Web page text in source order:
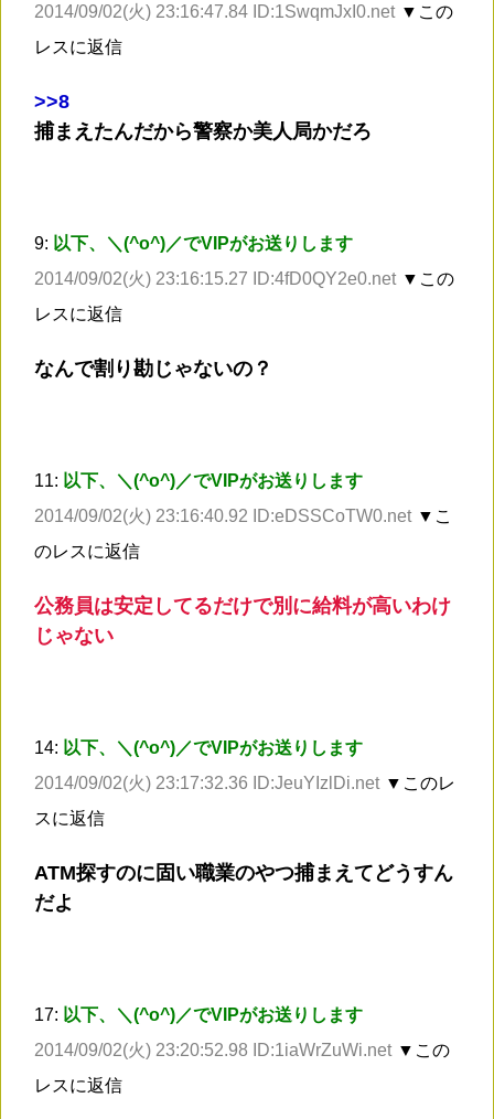
2014/09/02(火) 23:16:47.84 ID:1SwqmJxI0.net ▼この
レスに返信
>>8
捕まえたんだから警察か美人局かだろ
9: 以下、＼(^o^)／でVIPがお送りします
2014/09/02(火) 23:16:15.27 ID:4fD0QY2e0.net ▼この
レスに返信
なんで割り勘じゃないの？
11: 以下、＼(^o^)／でVIPがお送りします
2014/09/02(火) 23:16:40.92 ID:eDSSCoTW0.net ▼こ
のレスに返信
公務員は安定してるだけで別に給料が高いわけ
じゃない
14: 以下、＼(^o^)／でVIPがお送りします
2014/09/02(火) 23:17:32.36 ID:JeuYIzlDi.net ▼このレ
スに返信
ATM探すのに固い職業のやつ捕まえてどうすん
だよ
17: 以下、＼(^o^)／でVIPがお送りします
2014/09/02(火) 23:20:52.98 ID:1iaWrZuWi.net ▼この
レスに返信